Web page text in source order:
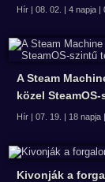
Hír | 08. 02. | 4 napja |
A Steam
közel
Hír | 07. 19. | 18 napja
Kivonják a